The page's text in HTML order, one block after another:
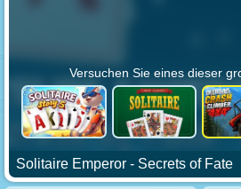
Versuchen Sie eines dieser
Solitaire Emperor - Secrets of Fate